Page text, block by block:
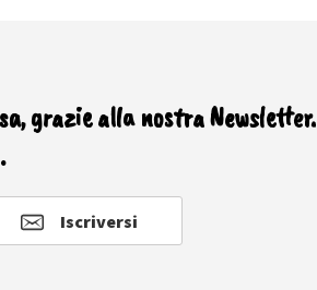
grazie alla nostra Newsletter.
Iscriversi